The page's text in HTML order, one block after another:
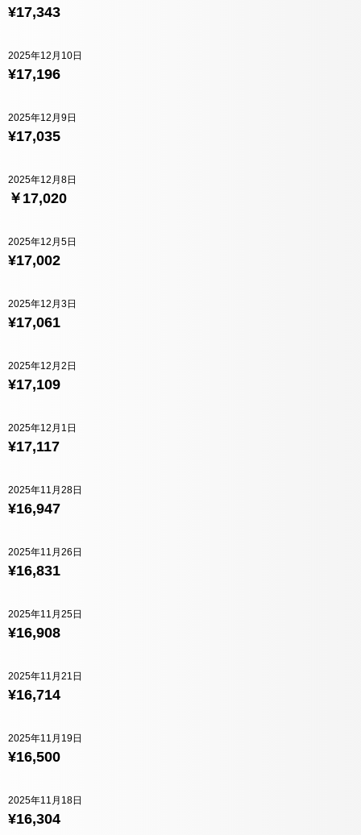
¥17,343
¥17,196
2025年12月10日
¥17,035
2025年12月9日
￥17,020
2025年12月8日
¥17,002
2025年12月5日
¥17,061
2025年12月3日
¥17,109
2025年12月2日
¥17,117
2025年12月1日
¥16,947
2025年11月28日
¥16,831
2025年11月26日
¥16,908
2025年11月25日
¥16,714
2025年11月21日
¥16,500
2025年11月19日
¥16,304
2025年11月18日